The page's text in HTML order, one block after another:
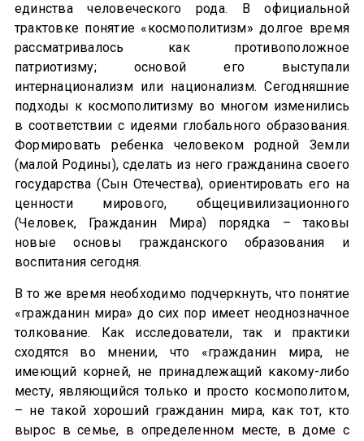
единства человеческого рода. В официальной
трактовке понятие «космополитизм» долгое время
рассматривалось как противоположное
патриотизму; основой его выступали
интернационализм или национализм. Сегодняшние
подходы к космополитизму во многом изменились
в соответствии с идеями глобального образования.
Формировать ребенка человеком родной Земли
(малой Родины), сделать из него гражданина своего
государства (Сын Отечества), ориентировать его на
ценности мирового, общецивилизационного
(Человек, Гражданин Мира) порядка – таковы
новые основы гражданского образования и
воспитания сегодня.
В то же время необходимо подчеркнуть, что понятие
«гражданин мира» до сих пор имеет неоднозначное
толкование. Как исследователи, так и практики
сходятся во мнении, что «гражданин мира, не
имеющий корней, не принадлежащий какому-либо
месту, являющийся только и просто космополитом,
– не такой хороший гражданин мира, как тот, кто
вырос в семье, в определенном месте, в доме с